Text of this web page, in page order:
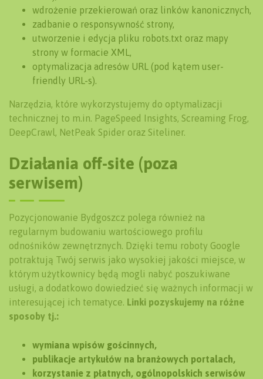
wdrożenie przekierowań oraz linków kanonicznych,
zadbanie o responsywność strony,
utworzenie i edycja pliku robots.txt oraz mapy
strony w formacie XML,
optymalizacja adresów URL (pod kątem user-
friendly URL-s).
Narzędzia, które wykorzystujemy do optymalizacji
technicznej to m.in. PageSpeed Insights, Screaming Frog,
DeepCrawl, NetPeak Spider oraz Siteliner.
Działania off-site (poza
serwisem)
Pozycjonowanie Bydgoszcz polega również na
regularnym budowaniu wartościowego profilu
odnośników zewnętrznych. Dzięki temu roboty Google
potraktują Twój serwis jako wysokiej jakości miejsce, w
którym użytkownicy będą mogli nabyć poszukiwane
usługi, a dodatkowo dowiedzieć się ważnych informacji w
interesującej ich tematyce. Linki pozyskujemy na różne
sposoby tj.:
wymiana wpisów gościnnych,
publikacje artykułów na branżowych portalach,
korzystanie z płatnych, ogólnopolskich serwisów